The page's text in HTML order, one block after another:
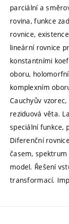
parciální a
rovina, funkce
rovnice,
lineární rovnice
konstantními
oboru,
komplexním
Cauchyův
reziduová věta.
speciální funkce,
Diferenční
časem,
model. Řešení
transformací.